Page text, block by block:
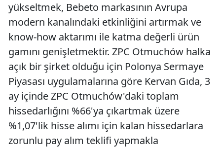
yükseltmek, Bebeto markasının Avrupa
modern kanalındaki etkinliğini artırmak ve
know-how aktarımı ile katma değerli ürün
gamını genişletmektir. ZPC Otmuchów halka
açık bir şirket olduğu için Polonya Sermaye
Piyasası uygulamalarına göre Kervan Gıda, 3
ay içinde ZPC Otmuchów'daki toplam
hissedarlığını %66'ya çıkartmak üzere
%1,07'lik hisse alımı için kalan hissedarlara
zorunlu pay alım teklifi yapmakla